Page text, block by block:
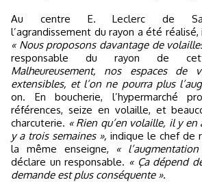
Au centre E. Leclerc de Saint-
l’agrandissement du rayon a été
« Nous proposons davantage de
responsable du rayon de
Malheureusement, nos espaces
extensibles, et l’on ne pourra plus
on. En boucherie, l’hypermarché
références, seize en volaille, et
charcuterie. « Rien qu’en volaille, il y
y a trois semaines », indique le chef de
la même enseigne, «
déclare un responsable. « Ça dépend
demande est plus conséquente ».